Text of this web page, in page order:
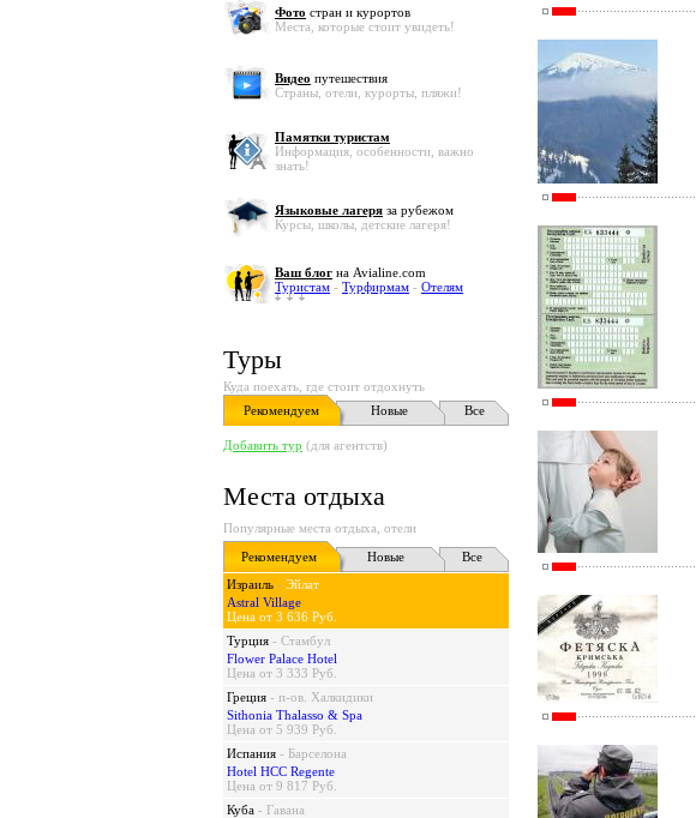
Фото стран и курортов
Места, которые стоит увидеть!
Видео путешествия
Страны, отели, курорты, пляжи!
Памятки туристам
Информация, особенности, важно
знать!
Языковые лагеря за рубежом
Курсы, школы, детские лагеря!
Ваш блог на Avialine.com
Туристам - Турфирмам - Отелям
Туры
Куда поехать, где стоит отдохнуть
Рекомендуем
Новые Все
Добавить тур (для агентств)
Места отдыха
Популярные места отдыха, отели
Рекомендуем
Новые
Все
Израиль - Эйлат
Astral Village
Цена от 3 636 Руб.
Турция - Стамбул
Flower Palace Hotel
Цена от 3 333 Руб.
Греция - п-ов. Халкидики
Sithonia Thalasso & Spa
Цена от 5 939 Руб.
Испания - Барселона
Hotel HCC Regente
Цена от 9 817 Руб.
Куба - Гавана